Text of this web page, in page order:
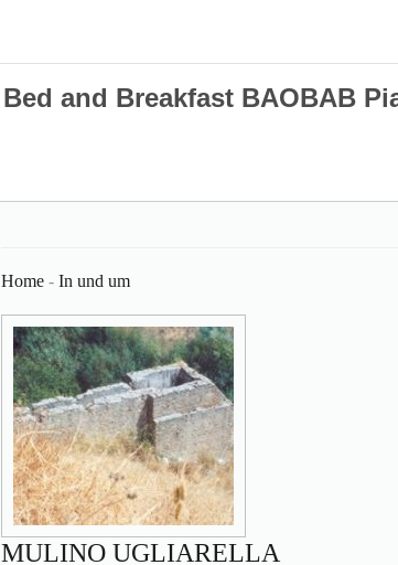
Bed and Breakfast BAOBAB
Home - In und um
MULINO UGLIARELLA